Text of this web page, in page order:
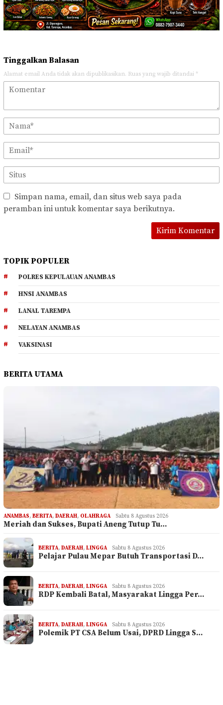
Tinggalkan Balasan
Alamat email Anda tidak akan dipublikasikan. Ruas yang wajib ditandai *
Simpan nama, email, dan situs web saya pada
peramban ini untuk komentar saya berikutnya.
TOPIK POPULER
POLRES KEPULAUAN ANAMBAS
HNSI ANAMBAS
LANAL TAREMPA
NELAYAN ANAMBAS
VAKSINASI
BERITA UTAMA
ANAMBAS, BERITA, DAERAH, OLAHRAGA Sabtu 8 Agustus 2026
Meriah dan Sukses, Bupati Aneng Tutup Tu…
BERITA, DAERAH, LINGGA Sabtu 8 Agustus 2026
Pelajar Pulau Mepar Butuh Transportasi D…
BERITA, DAERAH, LINGGA Sabtu 8 Agustus 2026
RDP Kembali Batal, Masyarakat Lingga Per…
BERITA, DAERAH, LINGGA Sabtu 8 Agustus 2026
Polemik PT CSA Belum Usai, DPRD Lingga S…